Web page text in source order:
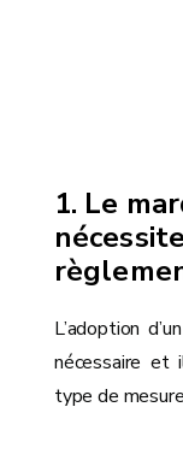
Le
L’adoption d’un
nécessaire et
type de